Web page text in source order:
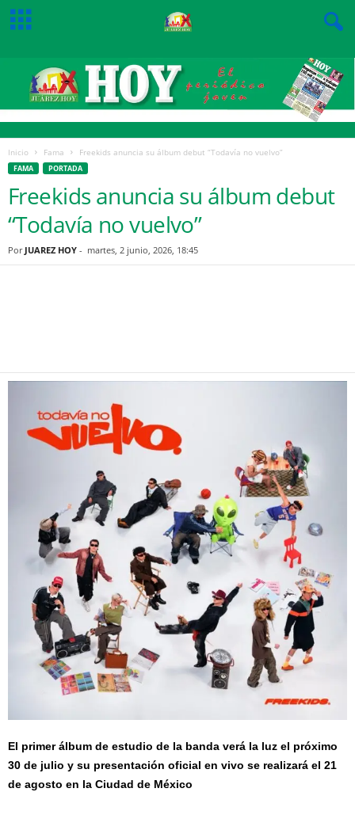
Inicio Fama Freekids anuncia su álbum debut “Todavía no vuelvo”
FAMA PORTADA
Freekids anuncia su álbum debut
“Todavía no vuelvo”
Por JUAREZ HOY - martes, 2 junio, 2026, 18:45
El primer álbum de estudio de la banda verá la luz el próximo
30 de julio y su presentación oficial en vivo se realizará el 21
de agosto en la Ciudad de México